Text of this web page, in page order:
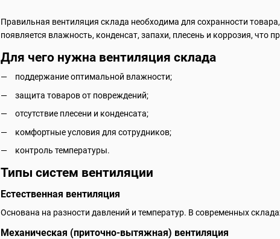
Правильная вентиляция склада необходима для сохранности
появляется влажность, конденсат, запахи, плесень и коррозия, что
Для чего нужна вентиляция склада
поддержание оптимальной влажности;
защита товаров от повреждений;
отсутствие плесени и конденсата;
комфортные условия для сотрудников;
контроль температуры.
Типы систем вентиляции
Естественная вентиляция
Основана на разности давлений и температур. В современных
Механическая (приточно-вытяжная) вентиляция